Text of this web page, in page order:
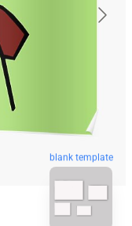
blank template